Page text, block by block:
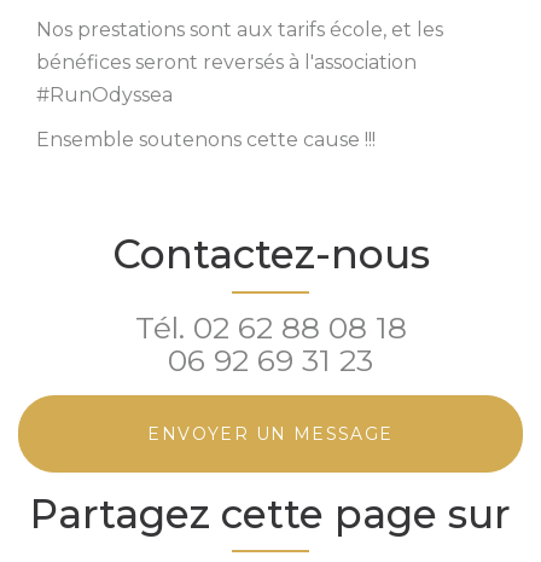
Nos prestations sont aux tarifs école, et les
bénéfices seront reversés à l'association
#RunOdyssea
Ensemble soutenons cette cause !!!
Contactez-nous
Tél. 02 62 88 08 18
06 92 69 31 23
ENVOYER UN MESSAGE
Partagez cette page sur